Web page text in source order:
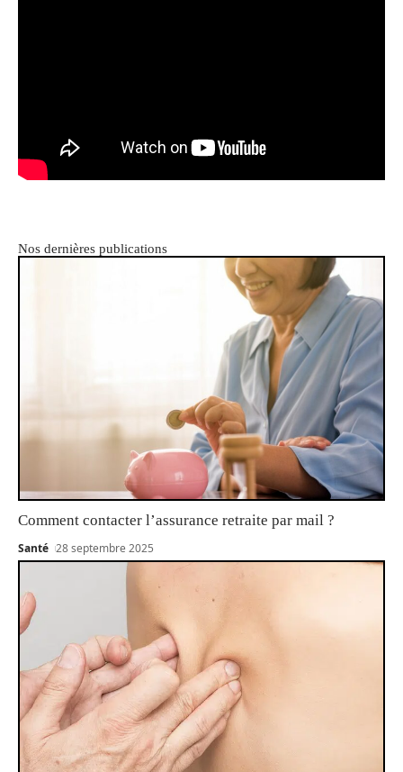
Nos dernières publications
Comment contacter l’assurance retraite par mail ?
Santé 28 septembre 2025